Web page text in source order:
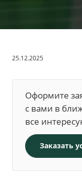
25.12.2025
Оформите
с вами в
все
Заказать